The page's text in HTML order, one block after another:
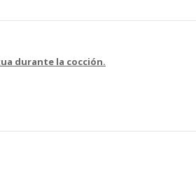
durante la cocción.